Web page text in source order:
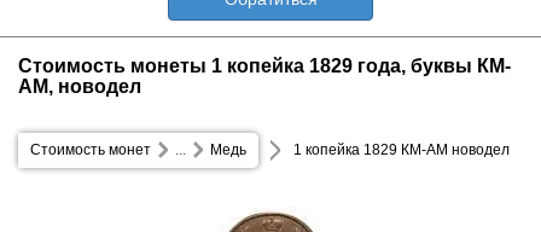
Стоимость монеты 1 копейка 1829 года, буквы КМ-
АМ, новодел
Стоимость монет Медь
... 1 копейка 1829 КМ-АМ новодел